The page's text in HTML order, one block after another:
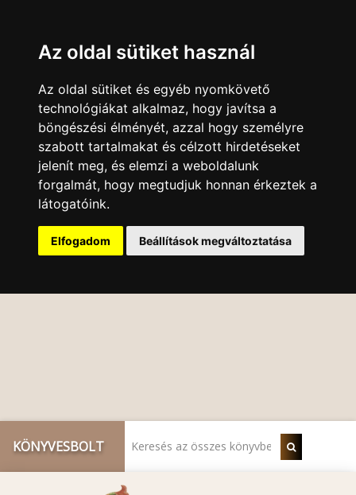
Az oldal sütiket használ
Az oldal sütiket és egyéb nyomkövető
technológiákat alkalmaz, hogy javítsa a
böngészési élményét, azzal hogy személyre
szabott tartalmakat és célzott hirdetéseket
jelenít meg, és elemzi a weboldalunk
forgalmát, hogy megtudjuk honnan érkeztek a
látogatóink.
Elfogadom Beállítások megváltoztatása
KÖNYVESBOLT